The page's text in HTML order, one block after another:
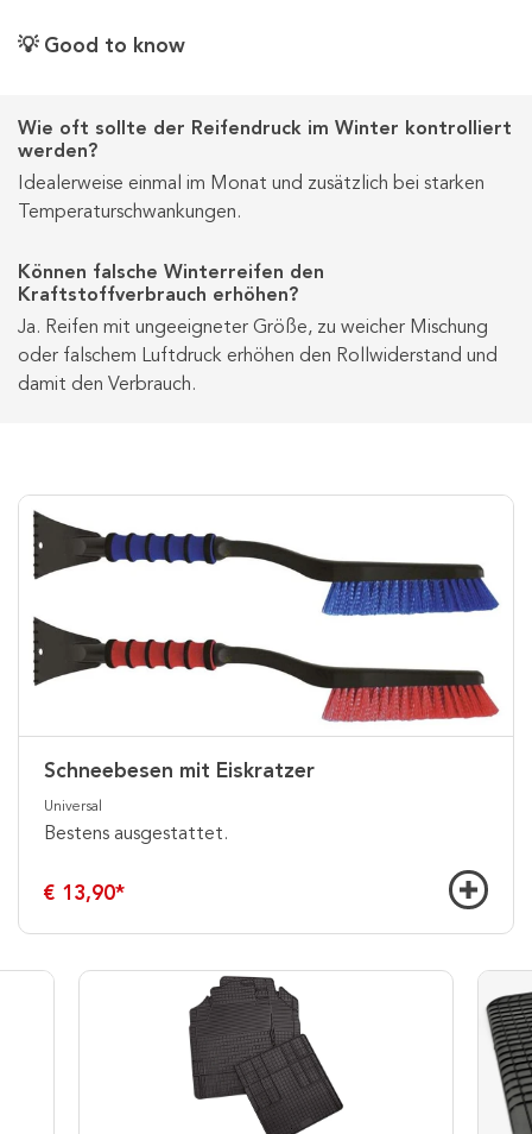
💡 Good to know
Wie oft sollte der Reifendruck im Winter kontrolliert
werden?
Idealerweise einmal im Monat und zusätzlich bei starken
Temperaturschwankungen.
Können falsche Winterreifen den
Kraftstoffverbrauch erhöhen?
Ja. Reifen mit ungeeigneter Größe, zu weicher Mischung
oder falschem Luftdruck erhöhen den Rollwiderstand und
damit den Verbrauch.
Schneebesen mit Eiskratzer
Universal
Bestens ausgestattet.
€ 13,90*